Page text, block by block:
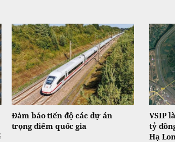
Đảm bảo tiến độ các dự án
trọng điểm quốc gia
VSIP
tỷ
Hạ